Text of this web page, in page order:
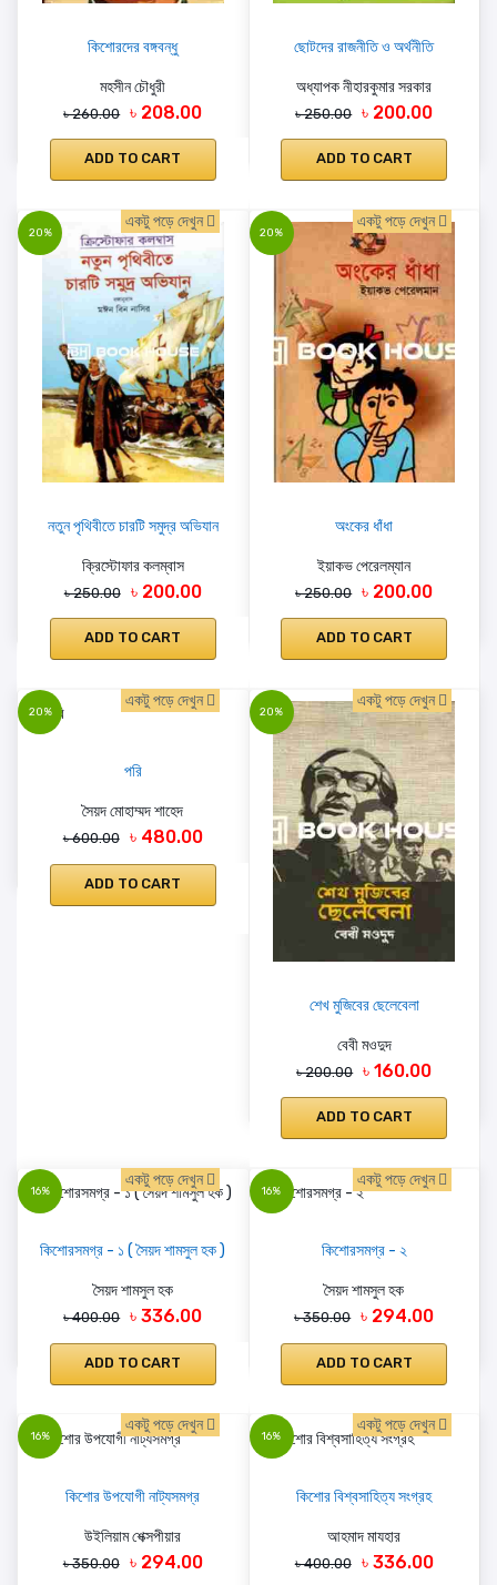
কিশোরদের বঙ্গবন্ধু
মহসীন চৌধুরী
৳ 260.00 ৳ 208.00
ADD TO CART
ছোটদের রাজনীতি ও অর্থনীতি
অধ্যাপক নীহারকুমার সরকার
৳ 250.00 ৳ 200.00
ADD TO CART
20%
একটু পড়ে দেখুন
নতুন পৃথিবীতে চারটি সমুদ্র অভিযান
ক্রিস্টোফার কলম্বাস
৳ 250.00 ৳ 200.00
ADD TO CART
20%
একটু পড়ে দেখুন
অংকের ধাঁধা
ইয়াকভ পেরেলম্যান
৳ 250.00 ৳ 200.00
ADD TO CART
20%
একটু পড়ে দেখুন
পরি
সৈয়দ মোহাম্মদ শাহেদ
৳ 600.00 ৳ 480.00
ADD TO CART
20%
একটু পড়ে দেখুন
শেখ মুজিবের ছেলেবেলা
বেবী মওদুদ
৳ 200.00 ৳ 160.00
ADD TO CART
16%
একটু পড়ে দেখুন
কিশোরসমগ্র - ১ ( সৈয়দ শামসুল হক )
সৈয়দ শামসুল হক
৳ 400.00 ৳ 336.00
ADD TO CART
16%
একটু পড়ে দেখুন
কিশোরসমগ্র - ২
সৈয়দ শামসুল হক
৳ 350.00 ৳ 294.00
ADD TO CART
16%
একটু পড়ে দেখুন
কিশোর উপযোগী নাট্যসমগ্র
উইলিয়াম শেক্সপীয়ার
৳ 350.00 ৳ 294.00
16%
একটু পড়ে দেখুন
কিশোর বিশ্বসাহিত্য সংগ্রহ
আহমাদ মাযহার
৳ 400.00 ৳ 336.00